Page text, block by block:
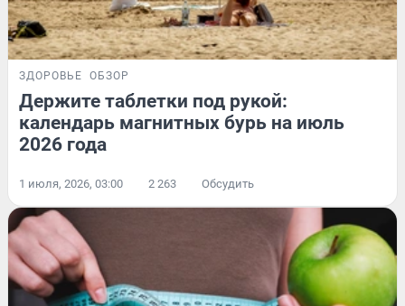
ЗДОРОВЬЕ ОБЗОР
Держите таблетки под рукой:
календарь магнитных бурь на июль
2026 года
1 июля, 2026, 03:00 2 263 Обсудить